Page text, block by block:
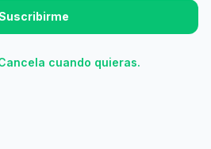
cuando quieras.